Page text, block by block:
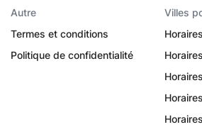
Autre
Termes et conditions
Politique de confidentialité
Villes